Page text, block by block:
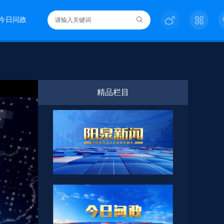
日问政
精品栏目